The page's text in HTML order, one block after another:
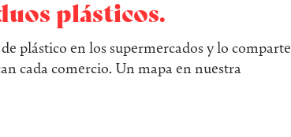
plásticos.
plástico en los supermercados y lo comparte
cada comercio. Un mapa en nuestra